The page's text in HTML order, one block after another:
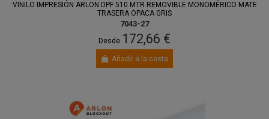
VINILO IMPRESIÓN ARLON DPF 510 MTR REMOVIBLE MONOMÉRICO MATE
TRASERA OPACA GRIS
7043-27
Desde 172,66 €
Añadir a la cesta